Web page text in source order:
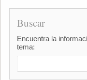
Buscar
Encuentra la
tema: